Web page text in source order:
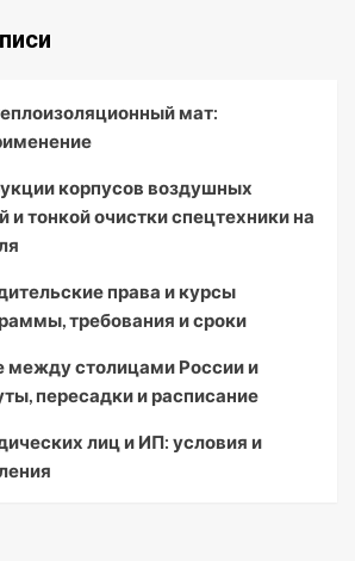
мат:
корпусов воздушных
и тонкой очистки спецтехники на
права и курсы
требования и сроки
между столицами России и
пересадки и расписание
лиц и ИП: условия и